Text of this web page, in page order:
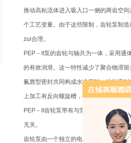
推动高粘流体进入吸入口一侧的两齿空
个工艺变量。由于这些限制，齿轮泵制
zui合理。
PEP－II泵的齿轮与轴共为一体，采用通
的有效润滑。这一特性减少了聚合物滞
氟唇型密封共同构成水冷密封。这种密
上加工有反向螺旋槽，可使聚合物被反
PEP－II齿轮泵带有与泵的规格相匹配的
无关。
齿轮泵由一个独立的电机驱动，可有效